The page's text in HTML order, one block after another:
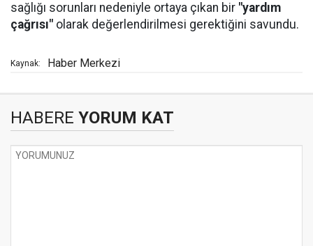
sağlığı sorunları nedeniyle ortaya çıkan bir "yardım
çağrısı" olarak değerlendirilmesi gerektiğini savundu.
Kaynak: Haber Merkezi
HABERE YORUM KAT